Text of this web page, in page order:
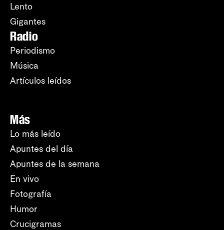
Lento
Gigantes
Radio
Periodismo
Música
Artículos leídos
Más
Lo más leído
Apuntes del día
Apuntes de la semana
En vivo
Fotografía
Humor
Crucigramas